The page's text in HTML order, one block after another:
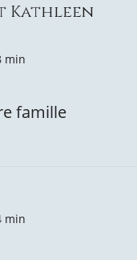
Kathleen
min
famille
min